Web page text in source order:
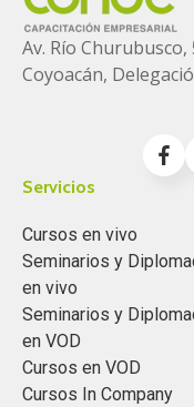
Av. Río
Coyoacán,
Servicios
Cursos en vivo
Seminarios y
en vivo
Seminarios y
en VOD
Cursos en VOD
Cursos In Company